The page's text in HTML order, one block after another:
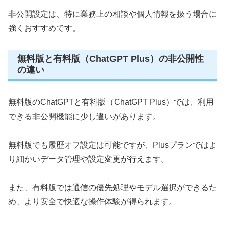
非公開設定は、特に業務上の相談や個人情報を扱う場合に
強くおすすめです。
無料版と有料版（ChatGPT Plus）の非公開性
の違い
無料版のChatGPTと有料版（ChatGPT Plus）では、利用
できる非公開機能に少し違いがあります。
無料版でも履歴オフ設定は可能ですが、Plusプランではよ
り細かいデータ管理や設定変更が行えます。
また、有料版では通信の優先処理やモデル選択ができるた
め、より安全で快適な操作体験が得られます。